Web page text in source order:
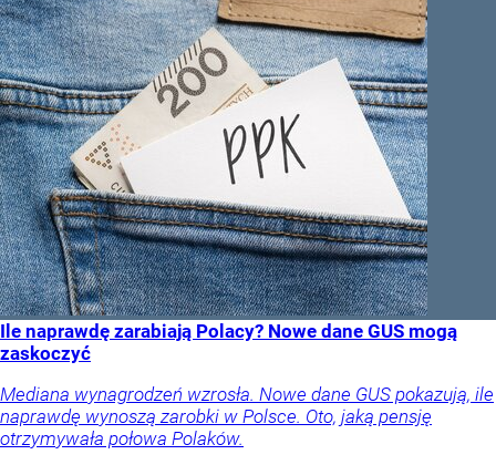
Ile naprawdę zarabiają Polacy? Nowe dane GUS mogą
zaskoczyć
Mediana wynagrodzeń wzrosła. Nowe dane GUS pokazują, ile
naprawdę wynoszą zarobki w Polsce. Oto, jaką pensję
otrzymywała połowa Polaków.